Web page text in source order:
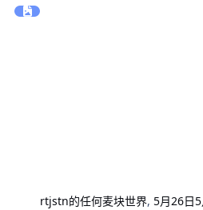
rtjstn的任何麦块世界,5月26日